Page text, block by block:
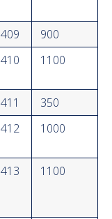
409
900
410 1100
411
350
412 1000
413 1100